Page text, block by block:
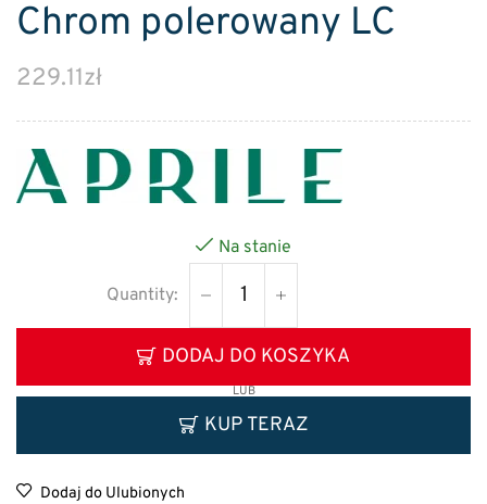
Chrom polerowany LC
229.11zł
Na stanie
DODAJ DO KOSZYKA
LUB
KUP TERAZ
Dodaj do Ulubionych